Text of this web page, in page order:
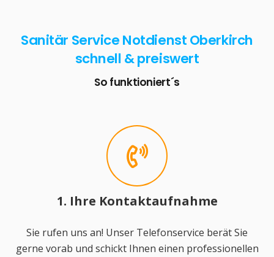
Sanitär Service Notdienst Oberkirch
schnell & preiswert
So funktioniert´s
1. Ihre Kontaktaufnahme
Sie rufen uns an! Unser Telefonservice berät Sie
gerne vorab und schickt Ihnen einen professionellen